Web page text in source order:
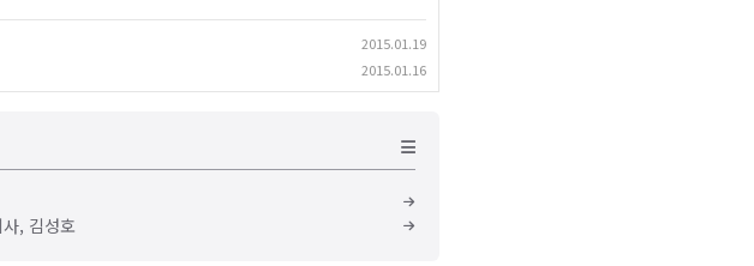
2015.01.19
2015.01.16
, 김성호